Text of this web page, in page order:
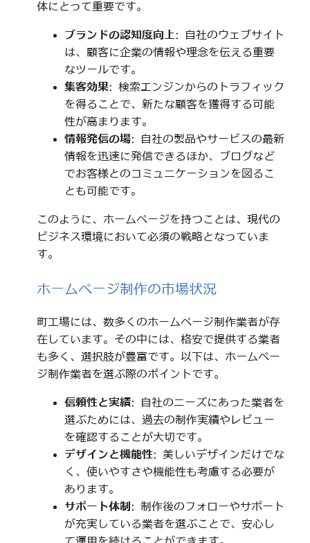
体にとって重要です。
ブランドの認知度向上: 自社のウェブサイト
は、顧客に企業の情報や理念を伝える重要
なツールです。
集客効果: 検索エンジンからのトラフィック
を得ることで、新たな顧客を獲得する可能
性が高まります。
情報発信の場: 自社の製品やサービスの最新
情報を迅速に発信できるほか、ブログなど
でお客様とのコミュニケーションを図るこ
とも可能です。
このように、ホームページを持つことは、現代の
ビジネス環境において必須の戦略となっていま
す。
ホームページ制作の市場状況
町工場には、数多くのホームページ制作業者が存
在しています。その中には、格安で提供する業者
も多く、選択肢が豊富です。以下は、ホームペー
ジ制作業者を選ぶ際のポイントです。
信頼性と実績: 自社のニーズにあった業者を
選ぶためには、過去の制作実績やレビュー
を確認することが大切です。
デザインと機能性: 美しいデザインだけでな
く、使いやすさや機能性も考慮する必要が
あります。
サポート体制 : 制作後のフォローやサポート
が充実している業者を選ぶことで、安心し